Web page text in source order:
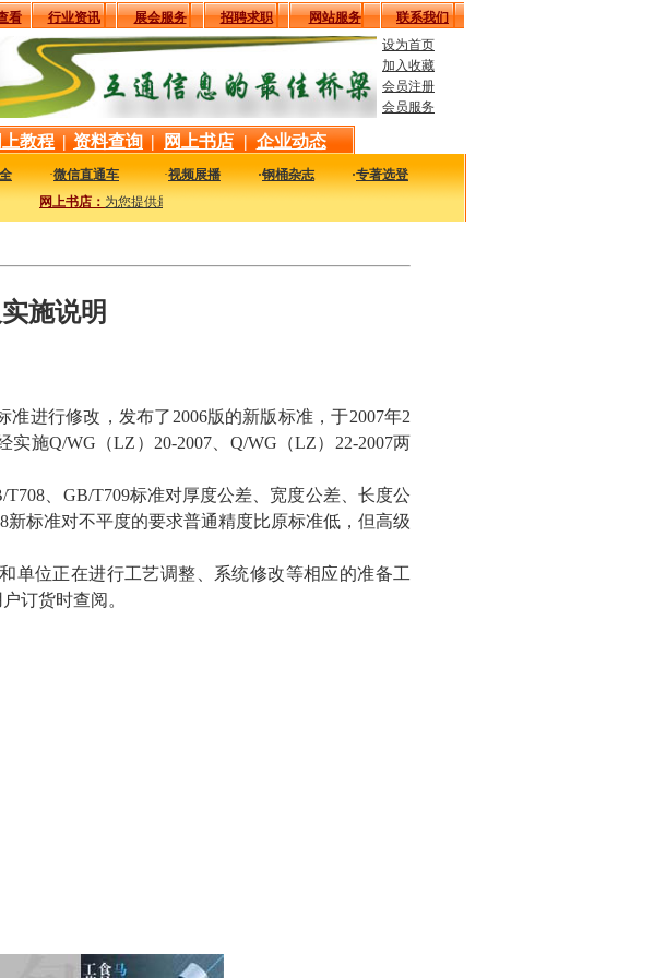
看 行业资讯 展会服务 招聘求职 网站服务
联系我们
设为首页
加入收藏
会员注册
会员服务
教程 | 资料查询 | 网上书店 | 企业动态
·微信直通车 ·视频展播 ·钢桶杂志 ·专著选登
网上书店： 为您提供最新最实用的图书，包括本站编著的图书及国内各组织内部发行的重要图书，以及行业
施说明
准进行修改，发布了2006版的新版标准，于2007年2
施Q/WG（LZ）20-2007、Q/WG（LZ）22-2007两
、GB/T709标准对厚度公差、宽度公差、长度公
标准对不平度的要求普通精度比原标准低，但高级
单位正在进行工艺调整、系统修改等相应的准备工
订货时查阅。